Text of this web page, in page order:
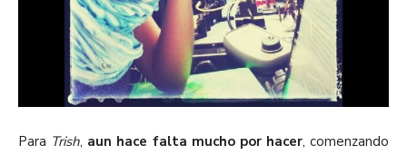
Para Trish, aun hace falta mucho por hacer, comenzando